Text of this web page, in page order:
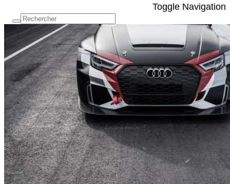
Toggle Navigation